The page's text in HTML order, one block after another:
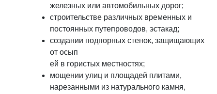
железных или автомобильных дорог;
строительстве различных временных и
постоянных путепроводов, эстакад;
создании подпорных стенок, защищающих
от осып
ей в гористых местностях;
мощении улиц и площадей плитами,
нарезанными из натурального камня,